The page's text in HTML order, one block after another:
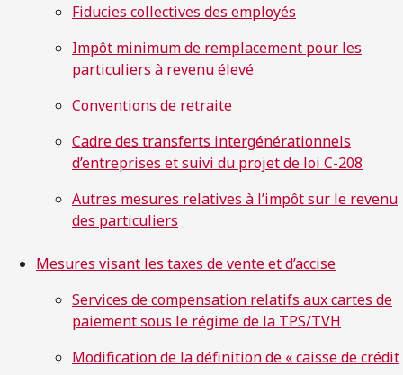
Fiducies collectives des employés
Impôt minimum de remplacement pour les
particuliers à revenu élevé
Conventions de retraite
Cadre des transferts intergénérationnels
d’entreprises et suivi du projet de loi C-208
Autres mesures relatives à l’impôt sur le revenu
des particuliers
Mesures visant les taxes de vente et d’accise
Services de compensation relatifs aux cartes de
paiement sous le régime de la TPS/TVH
Modification de la définition de « caisse de crédit